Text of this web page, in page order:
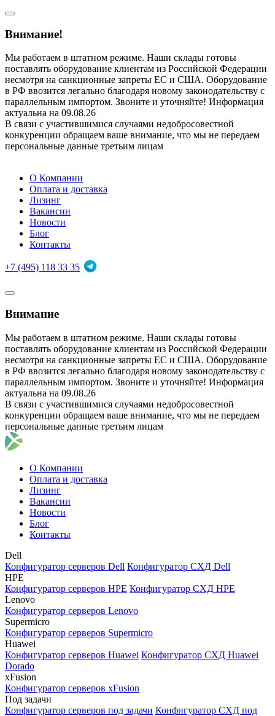
Внимание!
Мы работаем в штатном режиме. Наши склады готовы
поставлять оборудование клиентам из Российской Федерации
несмотря на санкционные запреты ЕС и США. Оборудование
в РФ ввозится легально благодаря новому законодательству с
параллельным импортом. Звоните и уточняйте! Информация
актуальна на 09.08.26
В связи с участившимися случаями недобросовестной
конкуренции обращаем ваше внимание, что мы не передаем
персональные данные третьим лицам
О Компании
Оплата и доставка
Лизинг
Вакансии
Новости
Блог
Контакты
+7 (495) 118 33 35
Внимание
Мы работаем в штатном режиме. Наши склады готовы
поставлять оборудование клиентам из Российской Федерации
несмотря на санкционные запреты ЕС и США. Оборудование
в РФ ввозится легально благодаря новому законодательству с
параллельным импортом. Звоните и уточняйте! Информация
актуальна на 09.08.26
В связи с участившимися случаями недобросовестной
конкуренции обращаем ваше внимание, что мы не передаем
персональные данные третьим лицам
О Компании
Оплата и доставка
Лизинг
Вакансии
Новости
Блог
Контакты
Dell
Конфигуратор серверов Dell Конфигуратор СХД Dell
HPE
Конфигуратор серверов HPE Конфигуратор СХД HPE
Lenovo
Конфигуратор серверов Lenovo
Supermicro
Конфигуратор серверов Supermicro
Huawei
Конфигуратор серверов Huawei Конфигуратор СХД Huawei
Dorado
xFusion
Конфигуратор серверов xFusion
Под задачи
Конфигуратор серверов под задачи Конфигуратор СХД под